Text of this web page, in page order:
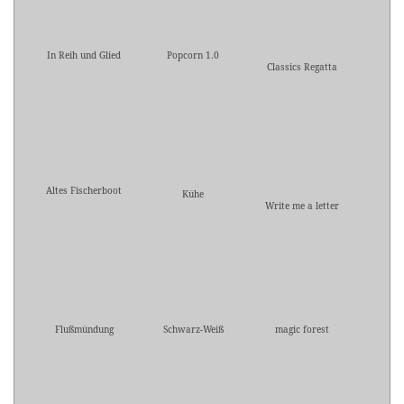
In Reih und Glied
Popcorn 1.0
Classics Regatta
Altes Fischerboot
Kühe
Write me a letter
Flußmündung Schwarz-Weiß magic forest